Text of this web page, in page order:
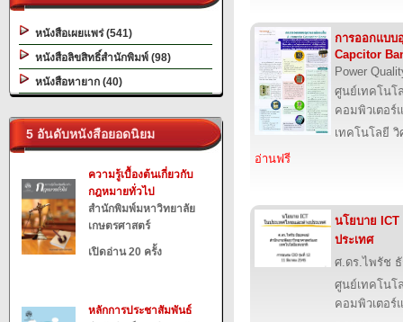
หนังสือเผยแพร่ (541)
หนังสือลิขสิทธิ์สำนักพิมพ์ (98)
หนังสือหายาก (40)
5 อันดับหนังสือยอดนิยม
ความรู้เบื้องต้นเกี่ยวกับ
กฎหมายทั่วไป
สำนักพิมพ์มหาวิทยาลัย
เกษตรศาสตร์
เปิดอ่าน 20 ครั้ง
หลักการประชาสัมพันธ์
การออกแบบ
Capcitor
Power
ศูนย์เทคโนโ
คอมพิวเตอร์
เทคโนโลยี
อ่านฟรี
นโยบาย ICT
ประเทศ
ศ.ดร.ไพรัช
ศูนย์เทคโนโ
คอมพิวเตอร์